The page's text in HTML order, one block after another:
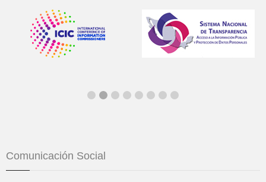
Comunicación Social